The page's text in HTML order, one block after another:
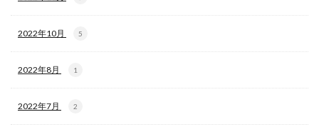
2022年10月 5
2022年8月 1
2022年7月 2